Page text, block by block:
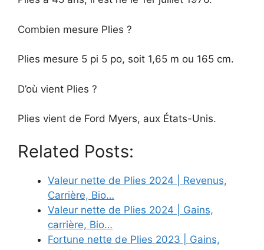
Combien mesure Plies ?
Plies mesure 5 pi 5 po, soit 1,65 m ou 165 cm.
D’où vient Plies ?
Plies vient de Ford Myers, aux États-Unis.
Related Posts:
Valeur nette de Plies 2024 | Revenus,
Carrière, Bio…
Valeur nette de Plies 2024 | Gains,
carrière, Bio…
Fortune nette de Plies 2023 | Gains,